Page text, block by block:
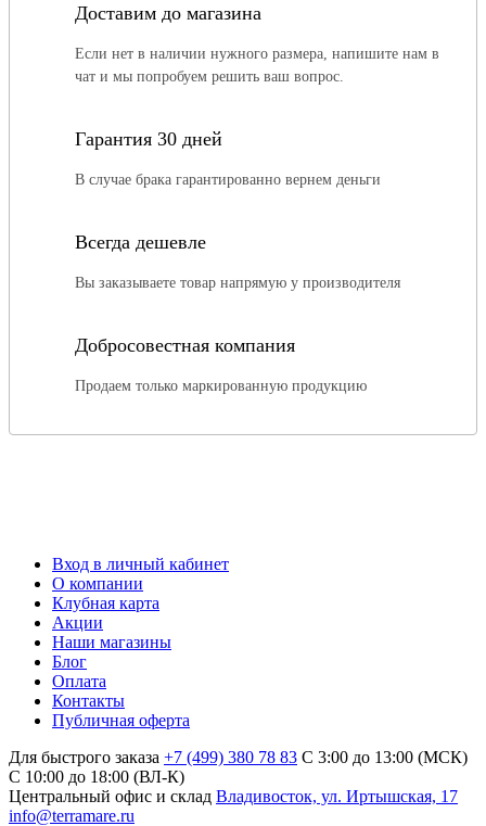
Доставим до магазина
Если нет в наличии нужного размера, напишите нам в
чат и мы попробуем решить ваш вопрос.
Гарантия 30 дней
В случае брака гарантированно вернем деньги
Всегда дешевле
Вы заказываете товар напрямую у производителя
Добросовестная компания
Продаем только маркированную продукцию
Вход в личный кабинет
О компании
Клубная карта
Акции
Наши магазины
Блог
Оплата
Контакты
Публичная оферта
Для быстрого заказа +7 (499) 380 78 83 С 3:00 до 13:00 (МСК)
C 10:00 до 18:00 (ВЛ-К)
Центральный офис и склад Владивосток, ул. Иртышская, 17
info@terramare.ru